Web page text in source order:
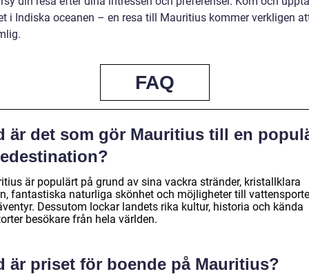
i Indiska oceanen – en resa till Mauritius kommer verkligen
FAQ
är det som gör Mauritius till en
är populärt på grund av sina vackra stränder, kristallklara
fantastiska naturliga skönhet och möjligheter till
Dessutom lockar landets rika kultur, historia och kända
besökare från hela världen.
är priset för boende på Mauritius?